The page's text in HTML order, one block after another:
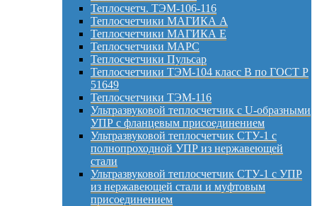
Теплосчетч. ТЭМ-106-116
Теплосчетчики МАГИКА А
Теплосчетчики МАГИКА Е
Теплосчетчики МАРС
Теплосчетчики Пульсар
Теплосчетчики ТЭМ-104 класс B по ГОСТ Р
51649
Теплосчетчики ТЭМ-116
Ультразвуковой теплосчетчик с U-образными
УПР с фланцевым присоединением
Ультразвуковой теплосчетчик СТУ-1 с
полнопроходной УПР из нержавеющей
стали
Ультразвуковой теплосчетчик СТУ-1 с УПР
из нержавеющей стали и муфтовым
присоединением